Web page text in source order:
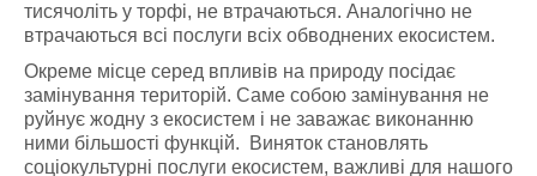
тисячоліть у торфі, не втрачаються. Аналогічно не
втрачаються всі послуги всіх обводнених екосистем.
Окреме місце серед впливів на природу посідає
замінування територій. Саме собою замінування не
руйнує жодну з екосистем і не заважає виконанню
ними більшості функцій. Виняток становлять
соціокультурні послуги екосистем, важливі для нашого